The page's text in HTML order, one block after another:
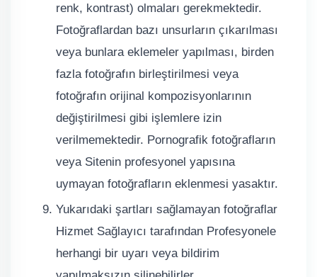
renk, kontrast) olmaları gerekmektedir.
Fotoğraflardan bazı unsurların çıkarılması
veya bunlara eklemeler yapılması, birden
fazla fotoğrafın birleştirilmesi veya
fotoğrafın orijinal kompozisyonlarının
değiştirilmesi gibi işlemlere izin
verilmemektedir. Pornografik fotoğrafların
veya Sitenin profesyonel yapısına
uymayan fotoğrafların eklenmesi yasaktır.
Yukarıdaki şartları sağlamayan fotoğraflar
Hizmet Sağlayıcı tarafından Profesyonele
herhangi bir uyarı veya bildirim